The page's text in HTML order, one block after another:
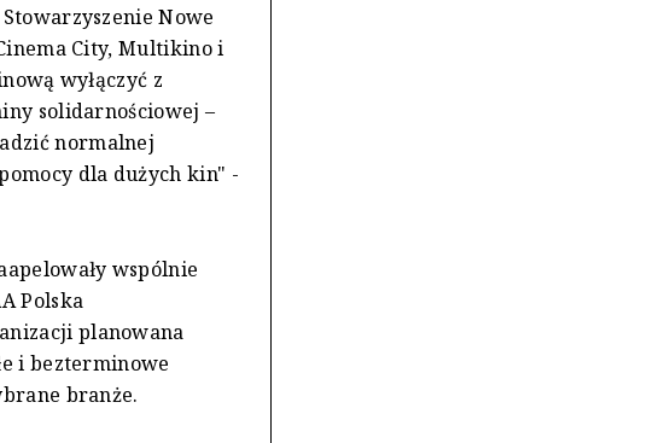
Nowe
City, Multikino i
wyłączyć z
solidarnościowej –
normalnej
dla dużych kin" -
wspólnie
Polska
planowana
i bezterminowe
branże.